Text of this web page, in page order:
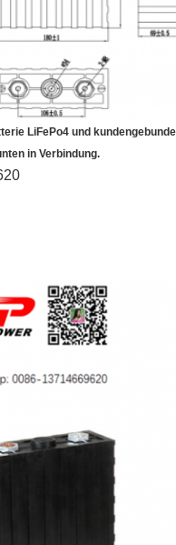
LiFePo4 und
in Verbindung.